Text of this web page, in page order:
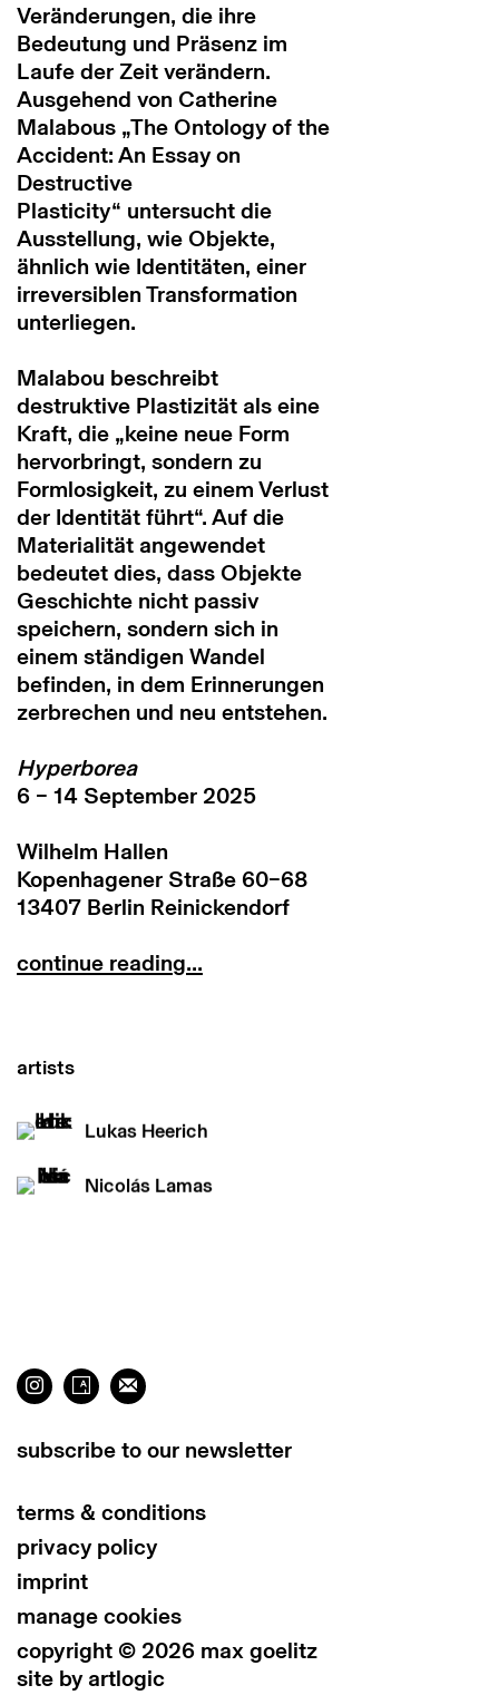
Veränderungen, die ihre
Bedeutung und Präsenz im
Laufe der Zeit verändern.
Ausgehend von Catherine
Malabous „The Ontology of the
Accident: An Essay on
Destructive
Plasticity“ untersucht die
Ausstellung, wie Objekte,
ähnlich wie Identitäten, einer
irreversiblen Transformation
unterliegen.
Malabou beschreibt
destruktive Plastizität als eine
Kraft, die „keine neue Form
hervorbringt, sondern zu
Formlosigkeit, zu einem Verlust
der Identität führt“. Auf die
Materialität angewendet
bedeutet dies, dass Objekte
Geschichte nicht passiv
speichern, sondern sich in
einem ständigen Wandel
befinden, in dem Erinnerungen
zerbrechen und neu entstehen.
Hyperborea
6 – 14 September 2025
Wilhelm Hallen
Kopenhagener Straße 60–68
13407 Berlin Reinickendorf
continue reading...
artists
Lukas Heerich
Nicolás Lamas
subscribe to our newsletter
terms & conditions
privacy policy
imprint
manage cookies
copyright © 2026 max goelitz
site by artlogic